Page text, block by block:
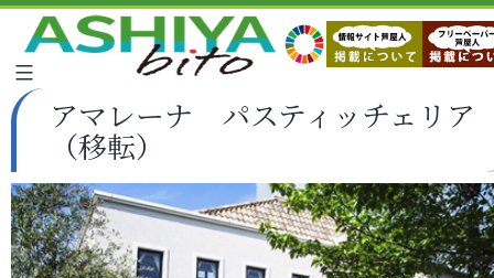
アマレーナ パスティッチェリア
（移転）